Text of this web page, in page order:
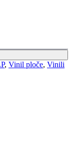
, Vinil ploče, Vinili